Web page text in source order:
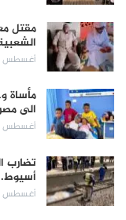
مقتل
أغسطس 9, 2026
مأساة
الى
أغسطس 9, 2026
تضارب
أغسطس 9, 2026